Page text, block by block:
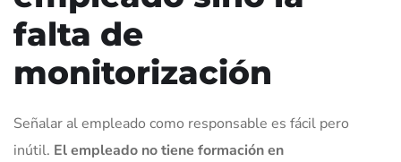
falta de
monitorización
Señalar al empleado como responsable es fácil pero
inútil. El empleado no tiene formación en